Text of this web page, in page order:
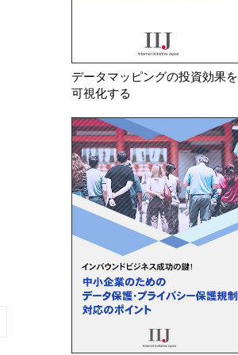
データマッピングの投資効果を
可視化する